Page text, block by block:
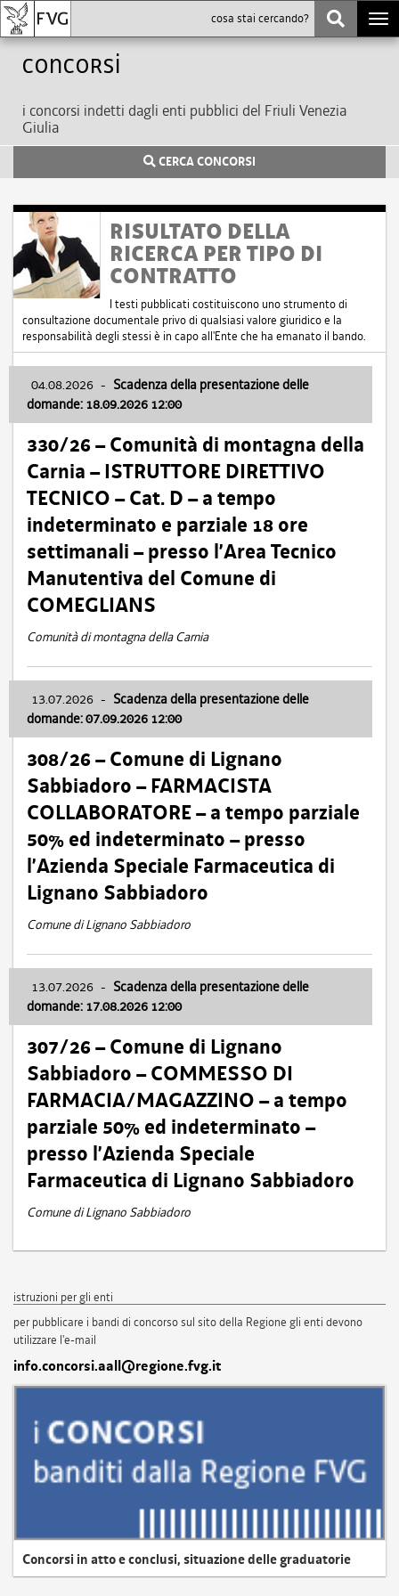
Concorsi
i concorsi indetti dagli enti pubblici del Friuli Venezia
Giulia
CERCA CONCORSI
RISULTATO DELLA
RICERCA PER TIPO DI
CONTRATTO
I testi pubblicati costituiscono uno strumento di
consultazione documentale privo di qualsiasi valore giuridico e la
responsabilità degli stessi è in capo all'Ente che ha emanato il bando.
04.08.2026 - Scadenza della presentazione delle
domande: 18.09.2026 12:00
330/26 – Comunità di montagna della
Carnia – ISTRUTTORE DIRETTIVO
TECNICO – Cat. D – a tempo
indeterminato e parziale 18 ore
settimanali – presso l’Area Tecnico
Manutentiva del Comune di
COMEGLIANS
Comunità di montagna della Carnia
13.07.2026 - Scadenza della presentazione delle
domande: 07.09.2026 12:00
308/26 – Comune di Lignano
Sabbiadoro – FARMACISTA
COLLABORATORE – a tempo parziale
50% ed indeterminato – presso
l’Azienda Speciale Farmaceutica di
Lignano Sabbiadoro
Comune di Lignano Sabbiadoro
13.07.2026 - Scadenza della presentazione delle
domande: 17.08.2026 12:00
307/26 – Comune di Lignano
Sabbiadoro – COMMESSO DI
FARMACIA/MAGAZZINO – a tempo
parziale 50% ed indeterminato –
presso l’Azienda Speciale
Farmaceutica di Lignano Sabbiadoro
Comune di Lignano Sabbiadoro
istruzioni per gli enti
per pubblicare i bandi di concorso sul sito della Regione gli enti devono
utilizzare l'e-mail
info.concorsi.aall@regione.fvg.it
Concorsi in atto e conclusi, situazione delle graduatorie